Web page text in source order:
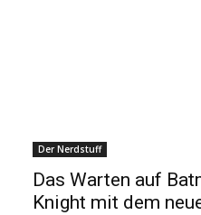
Der Nerdstuff
Das Warten auf
Knight mit dem